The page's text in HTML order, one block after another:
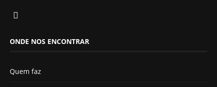
ONDE NOS ENCONTRAR
Quem faz